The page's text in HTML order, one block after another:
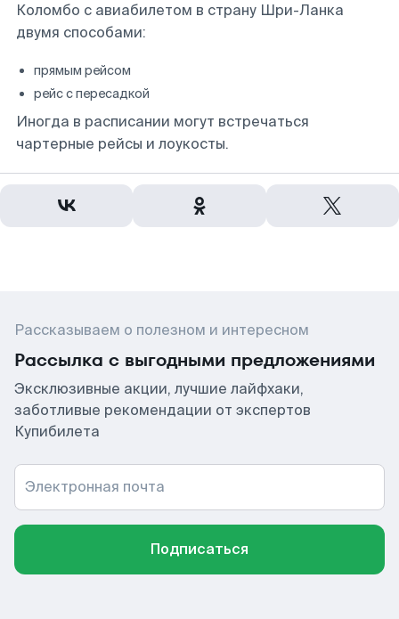
Коломбо с авиабилетом в страну Шри-Ланка
двумя способами:
прямым рейсом
рейс с пересадкой
Иногда в расписании могут встречаться
чартерные рейсы и лоукосты.
Рассказываем о полезном и интересном
Рассылка с выгодными предложениями
Эксклюзивные акции, лучшие лайфхаки,
заботливые рекомендации от экспертов
Купибилета
Электронная почта
Подписаться